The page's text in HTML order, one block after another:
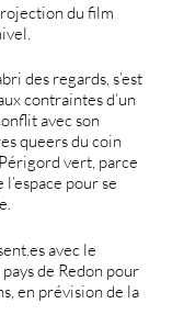
du film
des regards, s’est
contraintes d’un
avec son
queers du coin
vert, parce
pour se
avec le
de Redon pour
en prévision de la